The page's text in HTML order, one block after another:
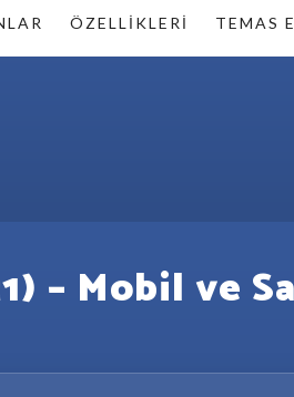
ÖZELLIKLERI TEMAS
– Mobil ve